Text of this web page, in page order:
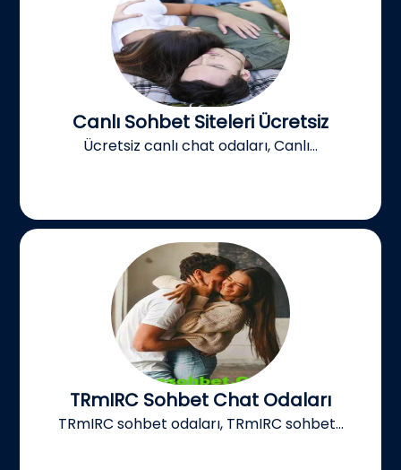
Canlı Sohbet Siteleri Ücretsiz
Ücretsiz canlı chat odaları, Canlı...
TRmIRC Sohbet Chat Odaları
TRmIRC sohbet odaları, TRmIRC sohbet...